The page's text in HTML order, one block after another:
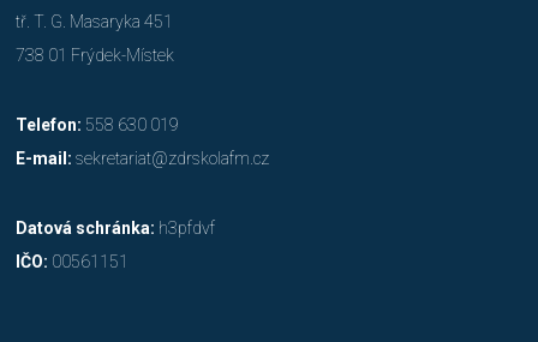
tř. T. G. Masaryka 451
738 01 Frýdek-Místek
Telefon: 558 630 019
E-mail: sekretariat@zdrskolafm.cz
Datová schránka: h3pfdvf
IČO: 00561151